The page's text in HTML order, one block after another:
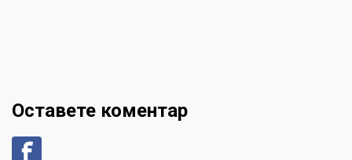
Оставете коментар